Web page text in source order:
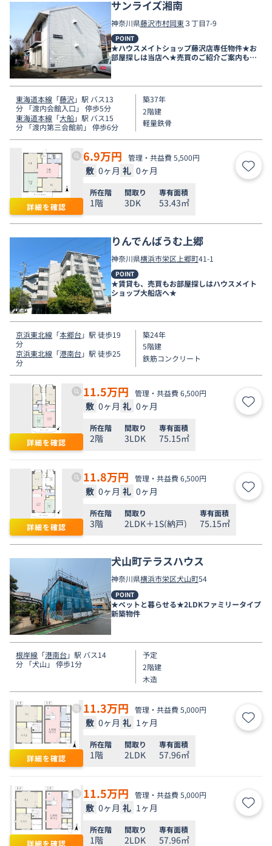
サンライズ湘南
神奈川県藤沢市村岡東３丁目7-9
POINT
★ハウスメイトショップ藤沢店専任物件★お
部屋探しは当店へ★売買のご紹介ご案内も可
能です★
東海道本線 「藤沢 」駅 バス13
分 「渡内会館入口」 停歩5分
東海道本線 「大船」駅 バス15
分 「渡内第三会館前」 停歩6分
築37年
2階建
軽量鉄骨
詳細を確認
6.9万円 管理・共益費 5,500円
敷 0ヶ月 礼 0ヶ月 お気
所在階
1階
間取り
3DK
専有面積
53.43㎡
りんでんばうむ上郷
神奈川県横浜市栄区 上郷町41-1
POINT
★賃貸も、売買もお部屋探しはハウスメイト
ショップ大船店へ★
京浜東北線 「本郷台」駅 徒歩19
分
京浜東北線 「港南台」駅 徒歩25
分
築24年
5階建
鉄筋コンクリート
詳細を確認
11.5万円 管理・共益費 6,500円
敷 0ヶ月 礼 0ヶ月 お気
所在階
2階
間取り
3LDK
専有面積
75.15㎡
詳細を確認
11.8万円 管理・共益費 6,500円
敷 0ヶ月 礼 0ヶ月 お気
所在階
3階
間取り
2LDK＋1S(納戸)
専有面積
75.15㎡
犬山町テラスハウス
神奈川県横浜市栄区犬山町54
POINT
★ペットと暮らせる★2LDKファミリータイプ
新築物件
根岸線 「港南台」駅 バス14
分 「犬山」 停歩1分
予定
2階建
木造
詳細を確認
11.3万円 管理・共益費 5,000円
敷 0ヶ月 礼 1ヶ月 お気
所在階
1階
間取り
2LDK
専有面積
57.96㎡
詳細を確認
11.5万円 管理・共益費 5,000円
敷 0ヶ月 礼 1ヶ月 お気
所在階
1階
間取り
2LDK
専有面積
57.96㎡